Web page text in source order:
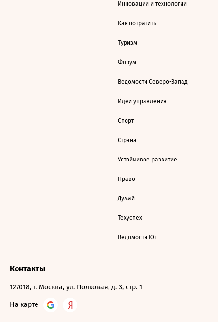
Инновации и технологии
Как потратить
Туризм
Форум
Ведомости Северо-Запад
Идеи управления
Спорт
Страна
Устойчивое развитие
Право
Думай
Техуспех
Ведомости Юг
Контакты
127018, г. Москва, ул. Полковая, д. 3, стр. 1
На карте